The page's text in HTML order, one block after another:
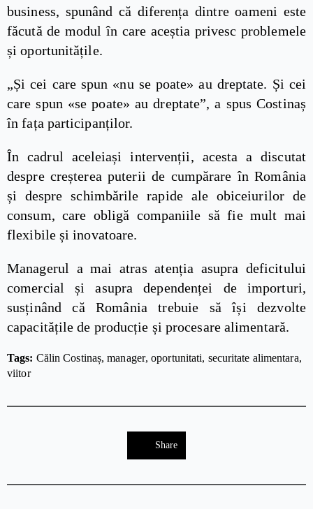
business, spunând că diferența dintre oameni este
făcută de modul în care aceștia privesc problemele
și oportunitățile.
„Și cei care spun «nu se poate» au dreptate. Și cei
care spun «se poate» au dreptate”, a spus Costinaș
în fața participanților.
În cadrul aceleiași intervenții, acesta a discutat
despre creșterea puterii de cumpărare în România
și despre schimbările rapide ale obiceiurilor de
consum, care obligă companiile să fie mult mai
flexibile și inovatoare.
Managerul a mai atras atenția asupra deficitului
comercial și asupra dependenței de importuri,
susținând că România trebuie să își dezvolte
capacitățile de producție și procesare alimentară.
Tags: Călin Costinaș manager oportunitati securitate alimentara
viitor
Share